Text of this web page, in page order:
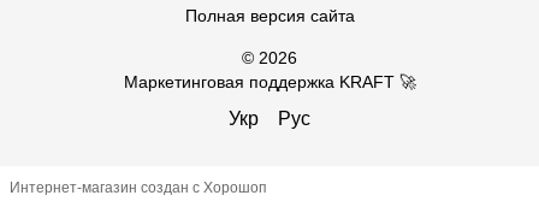
Полная версия сайта
© 2026
Маркетинговая поддержка KRAFT 🚀
Укр Рус
Интернет-магазин создан с Хорошоп